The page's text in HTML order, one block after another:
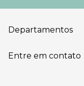
Departamentos
Entre em contato